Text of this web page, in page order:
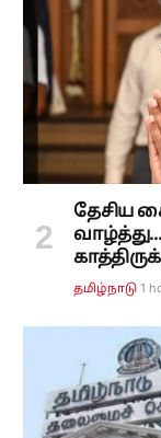
தேசிய
தமிழ்நாடு 1